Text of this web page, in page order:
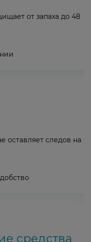
от запаха до 48
оставляет следов на
средства